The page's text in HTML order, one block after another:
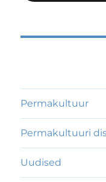
Permakultuur
Permakultuuri
Uudised